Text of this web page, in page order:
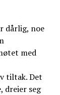
dårlig, noe
med
tiltak. Det
dreier seg